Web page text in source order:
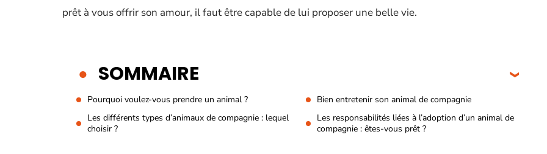
prêt à vous offrir son amour, il faut être capable de lui proposer une belle vie.
SOMMAIRE
Pourquoi voulez-vous prendre un animal ?
Bien entretenir son animal de compagnie
Les différents types d’animaux de compagnie : lequel
choisir ?
Les responsabilités liées à l’adoption d’un animal de
compagnie : êtes-vous prêt ?